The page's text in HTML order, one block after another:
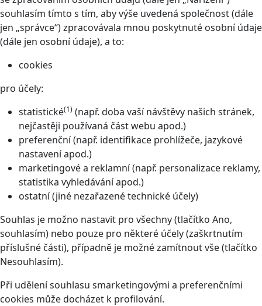
souhlasím tímto s tím, aby výše uvedená společnost (dále
jen „správce“) zpracovávala mnou poskytnuté osobní údaje
(dále jen osobní údaje), a to:
cookies
pro účely:
statistické(1) (např. doba vaší návštěvy našich stránek,
nejčastěji používaná část webu apod.)
preferenční (např. identifikace prohlížeče, jazykové
nastavení apod.)
marketingové a reklamní (např. personalizace reklamy,
statistika vyhledávání apod.)
ostatní (jiné nezařazené technické účely)
Souhlas je možno nastavit pro všechny (tlačítko Ano,
souhlasím) nebo pouze pro některé účely (zaškrtnutím
příslušné části), případně je možné zamítnout vše (tlačítko
Nesouhlasím).
Při udělení souhlasu smarketingovými a preferenčními
cookies může docházet k profilování.